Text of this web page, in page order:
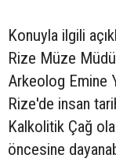
Konuyla ilgili
Rize Müze
Arkeolog Emine
Rize'de insan
Kalkolitik Çağ
öncesine